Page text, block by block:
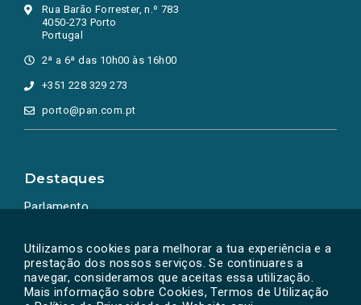
Utilizamos cookies para melhorar a tua experiência e a
prestação dos nossos serviços. Se continuares a
navegar, consideramos que aceitas essa utilização.
Mais informação sobre Cookies, Termos de Utilização
Rua Barão Forrester, n.º 783
4050-273 Porto
Portugal
2ª a 6ª das 10h00 às 16h00
+351 228 329 273
porto@pan.com.pt
Destaques
Parlamento